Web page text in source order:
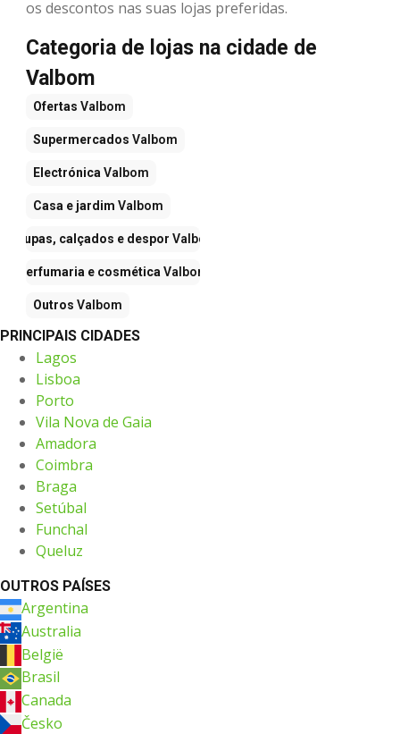
os descontos nas suas lojas preferidas.
Categoria de lojas na cidade de
Valbom
Ofertas Valbom
Supermercados Valbom
ElectrónicaValbom
Casa e jardim Valbom
Roupas, calçados e despor Valbom
Perfumaria e cosméticaValbom
Outros Valbom
PRINCIPAIS CIDADES
Lagos
Lisboa
Porto
Vila Nova de Gaia
Amadora
Coimbra
Braga
Setúbal
Funchal
Queluz
OUTROS PAÍSES
Argentina
Australia
België
Brasil
Canada
Česko